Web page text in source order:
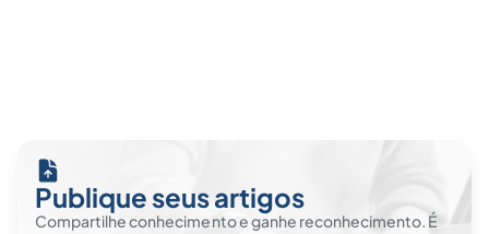
Publique seus artigos
Compartilhe conhecimento e ganhe reconhecimento. É